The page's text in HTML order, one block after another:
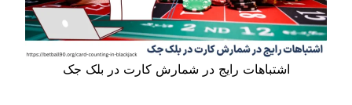
اشتباهات رایج در شمارش کارت در بلک جک